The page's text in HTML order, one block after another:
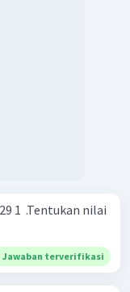
1 ​ .Tentukan nilai
Jawaban terverifikasi